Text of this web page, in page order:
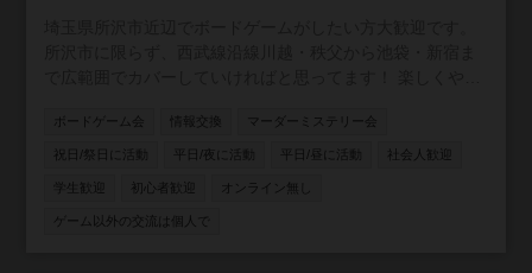
話をたくさんしたい方、是非お入りください！ 逆にご飯と
か飲みとかそういうことはするつもりありません。 仲良く
ボードゲーム会 情報交換 マーダーミステリー会
祝日/祭日に活動 平日/夜に活動 平日/昼に活動 社会人歓迎
学生歓迎 初心者歓迎 オンライン無し
ゲーム以外の交流は個人で